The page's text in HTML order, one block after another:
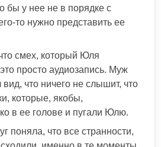
бы у нее не в порядке с
то нужно представить ее
смех, который Юля
просто аудиозапись. Муж
что ничего не слышит, что
которые, якобы,
в ее голове и пугали Юлю.
поняла, что все странности,